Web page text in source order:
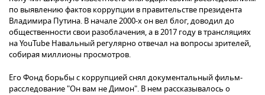
по выявлению фактов коррупции в правительстве президента
Владимира Путина. В начале 2000-х он вел блог, доводил до
общественности свои разоблачения, а в 2017 году в трансляциях
на YouTube Навальный регулярно отвечал на вопросы зрителей,
собирая миллионы просмотров.
Его Фонд борьбы с коррупцией снял документальный фильм-
расследование "Он вам не Димон". В нем рассказывалось о